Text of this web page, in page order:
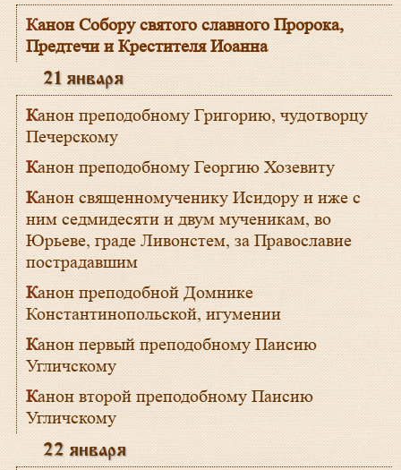
Канон Собору святого славного Пророка,
Предтечи и Крестителя Иоанна
21 января
Канон преподобному Григорию, чудотворцу
Печерскому
Канон преподобному Георгию Хозевиту
Канон священномученику Исидору и иже с
ним седмидесяти и двум мученикам, во
Юрьеве, граде Ливонстем, за Православие
пострадавшим
Канон преподобной Домнике
Константинопольской, игумении
Канон первый преподобному Паисию
Угличскому
Канон второй преподобному Паисию
Угличскому
22 января